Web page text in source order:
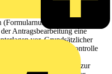
Zusätzlich bei der Förderstufe
des Antragstellers über bereits
600 000 0075)
Antragsbearbeitung eine
vor. Grundsätzlicher
jederzeitige Vor-Ort-Kontrolle
einschließlich der
vor. Alle Angaben zur